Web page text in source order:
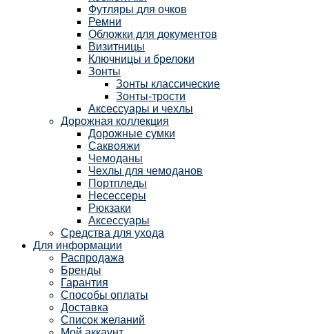
Футляры для очков
Ремни
Обложки для документов
Визитницы
Ключницы и брелоки
Зонты
Зонты классические
Зонты-трости
Аксессуары и чехлы
Дорожная коллекция
Дорожные сумки
Саквояжи
Чемоданы
Чехлы для чемоданов
Портпледы
Несессеры
Рюкзаки
Аксессуары
Средства для ухода
Для информации
Распродажа
Бренды
Гарантия
Способы оплаты
Доставка
Список желаний